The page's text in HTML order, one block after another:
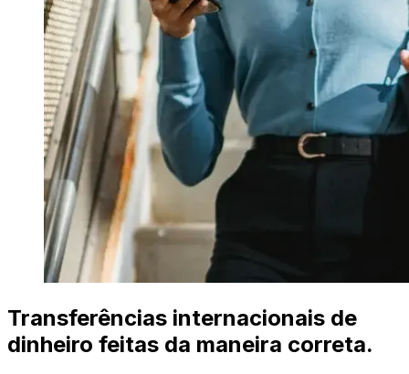
Transferências internacionais de
dinheiro feitas da maneira correta.